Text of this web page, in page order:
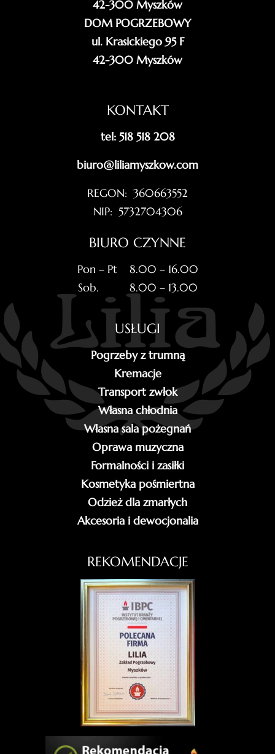
42-300 Myszków
DOM POGRZEBOWY
ul. Krasickiego 95 F
42-300 Myszków
KONTAKT
tel: 518 518 208
biuro@liliamyszkow.com
REGON: 360663552
NIP: 5732704306
BIURO CZYNNE
Pon – Pt 8.00 – 16.00
Sob. 8.00 – 13.00
USŁUGI
Pogrzeby z trumną
Kremacje
Transport zwłok
Własna chłodnia
Własna sala pożegnań
Oprawa muzyczna
Formalności i zasiłki
Kosmetyka pośmiertna
Odzież dla zmarłych
Akcesoria i dewocjonalia
REKOMENDACJE